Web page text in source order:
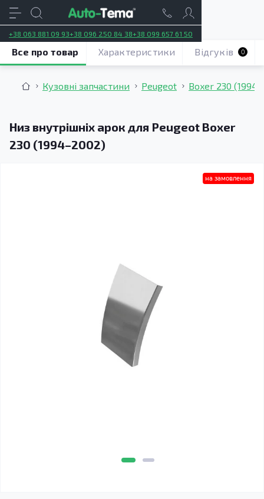
+38 063 881 09 93+38 096 250 84 38+38 099 657 61 50
Кузовні запчастини Peugeot Boxer 230
Низ внутрішніх арок для Peugeot Boxer
230 (1994–2002)
Все про товар Характеристики Відгуків 0
на замовлення